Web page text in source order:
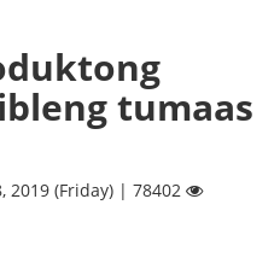
tumaas
2019 (Friday) | 78402